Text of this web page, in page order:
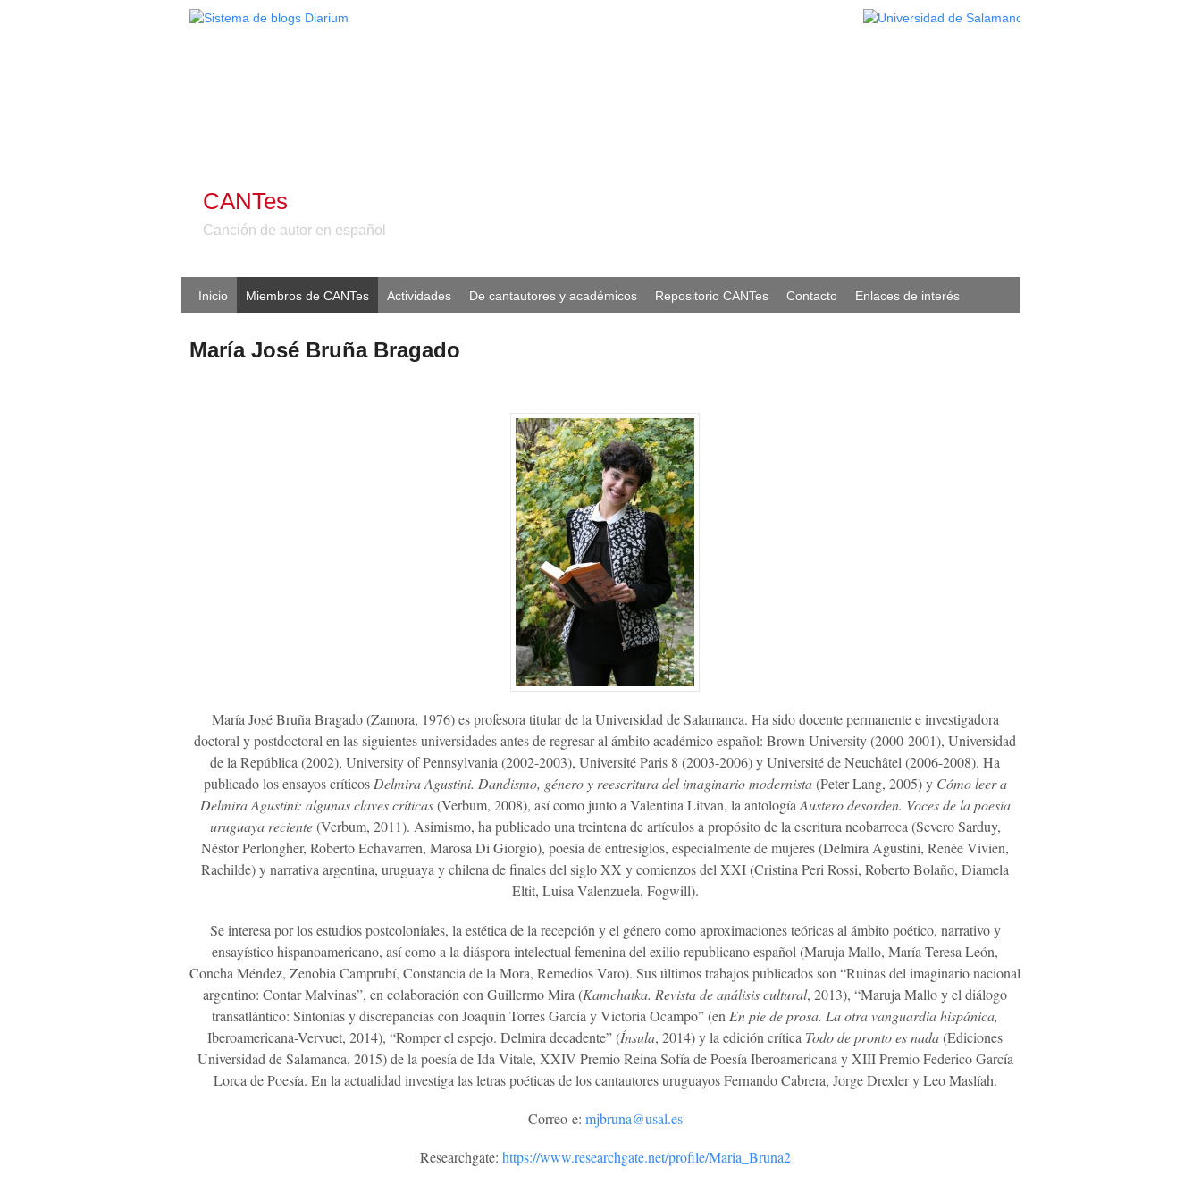
CANTes
Canción de autor en español
Inicio Miembros de CANTes Actividades De cantautores y académicos Repositorio CANTes Contacto Enlaces de interés
María José Bruña Bragado
María José Bruña Bragado (Zamora, 1976) es profesora titular de la Universidad de Salamanca. Ha sido docente permanente e investigadora
doctoral y postdoctoral en las siguientes universidades antes de regresar al ámbito académico español: Brown University (2000-2001), Universidad
de la República (2002), University of Pennsylvania (2002-2003), Université Paris 8 (2003-2006) y Université de Neuchâtel (2006-2008). Ha
publicado los ensayos críticosDelmira Agustini. Dandismo, género y reescritura del imaginario modernista(Peter Lang, 2005) y Cómo leer a
Delmira Agustini: algunas claves críticas(Verbum, 2008), así como junto a Valentina Litvan, la antologíaAustero desorden. Voces de la poesía
uruguaya reciente(Verbum, 2011). Asimismo, ha publicado una treintena de artículos a propósito de la escritura neobarroca (Severo Sarduy,
Néstor Perlongher, Roberto Echavarren, Marosa Di Giorgio), poesía de entresiglos, especialmente de mujeres (Delmira Agustini, Renée Vivien,
Rachilde) y narrativa argentina, uruguaya y chilena de finales del siglo XX y comienzos del XXI (Cristina Peri Rossi, Roberto Bolaño, Diamela
Eltit, Luisa Valenzuela, Fogwill).
Se interesa por los estudios postcoloniales, la estética de la recepción y el género como aproximaciones teóricas al ámbito poético, narrativo y
ensayístico hispanoamericano, así como a la diáspora intelectual femenina del exilio republicano español (Maruja Mallo, María Teresa León,
Concha Méndez, Zenobia Camprubí, Constancia de la Mora, Remedios Varo). Sus últimos trabajos publicados son “Ruinas del imaginario nacional
argentino: Contar Malvinas”, en colaboración con Guillermo Mira (Kamchatka. Revista de análisis cultural, 2013), “Maruja Mallo y el diálogo
transatlántico: Sintonías y discrepancias con Joaquín Torres García y Victoria Ocampo” (en En pie de prosa. La otra vanguardia hispánica,
Iberoamericana-Vervuet, 2014), “Romper el espejo. Delmira decadente” (Ínsula, 2014) y la edición crítica Todo de pronto es nada(Ediciones
Universidad de Salamanca, 2015) de la poesía de Ida Vitale, XXIV Premio Reina Sofía de Poesía Iberoamericana y XIII Premio Federico García
Lorca de Poesía. En la actualidad investiga las letras poéticas de los cantautores uruguayos Fernando Cabrera, Jorge Drexler y Leo Maslíah.
Correo-e: mjbruna@usal.es
Researchgate: https://www.researchgate.net/profile/Maria_Bruna2